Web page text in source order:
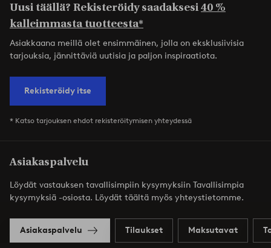
Uusi täällä? Rekisteröidy saadaksesi40 %
kalleimmasta tuotteesta*
Asiakkaana meillä olet ensimmäinen, jolla on eksklusiivisia
tarjouksia, jännittäviä uutisia ja paljon inspiraatiota.
Rekisteröidy itse
* Katso tarjouksen ehdot rekisteröitymisen yhteydessä
Asiakaspalvelu
Löydät vastauksen tavallisimpiin kysymyksiin Tavallisimpia
kysymyksiä -osiosta. Löydät täältä myös yhteystietomme.
Asiakaspalvelu Tilaukset Maksutavat